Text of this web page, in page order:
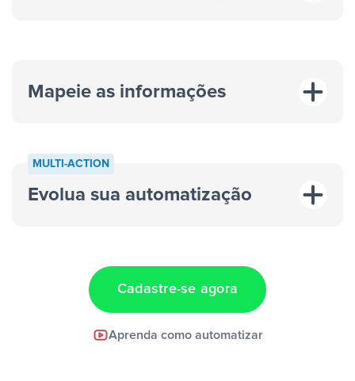
“A cada resposta em um anúncio”
Mapeie as informações
MULTI-ACTION
Evolua sua automatização
Cadastre-se agora
Aprenda como automatizar